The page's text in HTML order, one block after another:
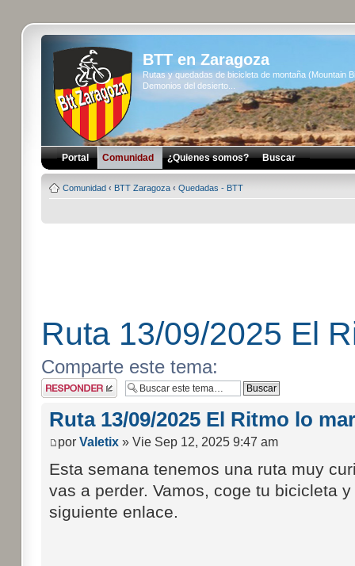
BTT en Zaragoza
Rutas y quedadas de bicicleta de montaña (Mountain
Demonios del desierto...
Portal Comunidad ¿Quienes somos? Buscar
Comunidad ‹ BTT Zaragoza ‹ Quedadas - BTT
Ruta 13/09/2025 El
Comparte este tema:
Publicar una
respuesta
Ruta 13/09/2025 El Ritmo lo
por Valetix» Vie Sep 12, 2025 9:47 am
Esta semana tenemos una ruta muy
vas a perder. Vamos, coge tu bicicleta
siguiente enlace.